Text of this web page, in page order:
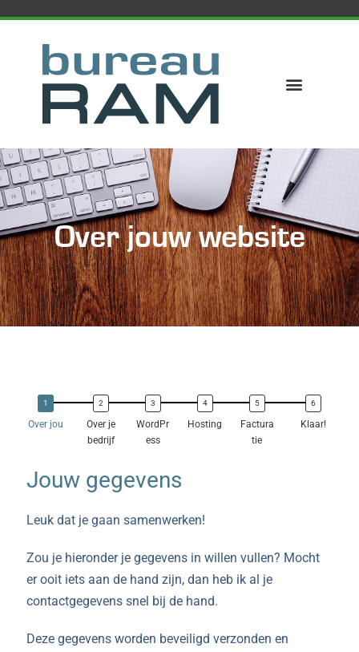
Over jouw website
Over jou
Over je
bedrijf
WordPr
ess
Hosting
Factura
tie
Klaar!
Jouw gegevens
Leuk dat je gaan samenwerken!
Zou je hieronder je gegevens in willen vullen? Mocht
er ooit iets aan de hand zijn, dan heb ik al je
contactgegevens snel bij de hand.
Deze gegevens worden beveiligd verzonden en